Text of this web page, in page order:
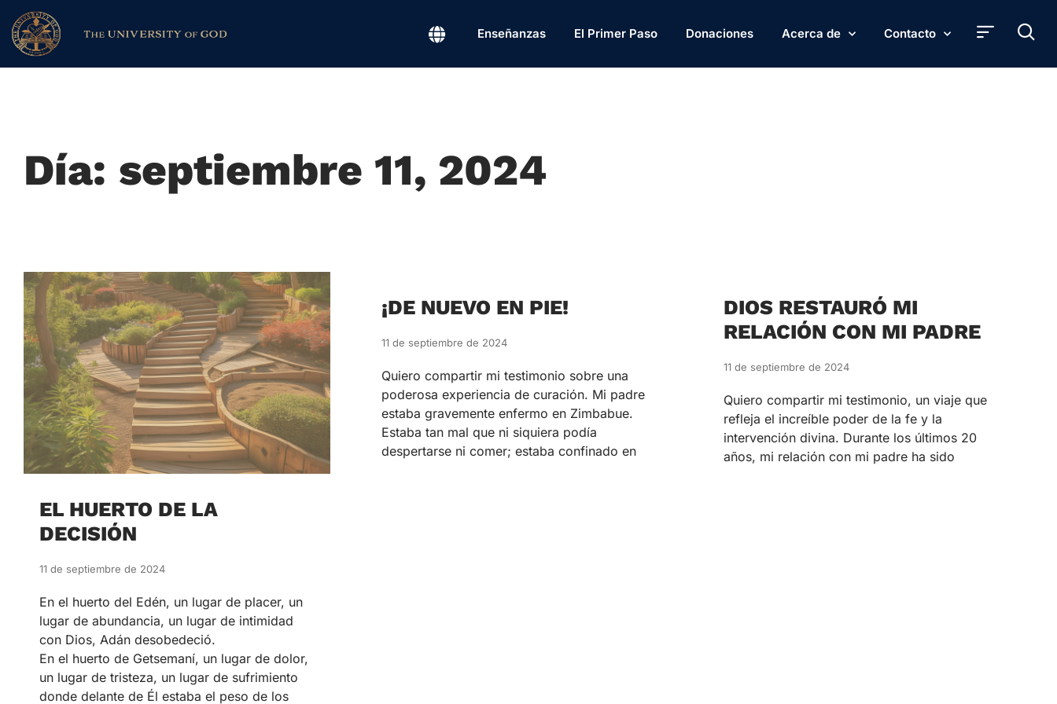
Enseñanzas El Primer Paso Donaciones Acerca de Contacto
Día: septiembre 11, 2024
EL HUERTO DE LA
DECISIÓN
11 de septiembre de 2024
En el huerto del Edén, un lugar de placer, un
lugar de abundancia, un lugar de intimidad
con Dios, Adán desobedeció.
En el huerto de Getsemaní, un lugar de dolor,
un lugar de tristeza, un lugar de sufrimiento
donde delante de Él estaba el peso de los
¡DE NUEVO EN PIE!
11 de septiembre de 2024
Quiero compartir mi testimonio sobre una
poderosa experiencia de curación. Mi padre
estaba gravemente enfermo en Zimbabue.
Estaba tan mal que ni siquiera podía
despertarse ni comer; estaba confinado en
DIOS RESTAURÓ MI
RELACIÓN CON MI PADRE
11 de septiembre de 2024
Quiero compartir mi testimonio, un viaje que
refleja el increíble poder de la fe y la
intervención divina. Durante los últimos 20
años, mi relación con mi padre ha sido